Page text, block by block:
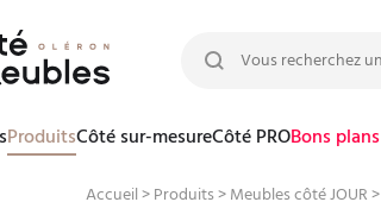
Rechercher :
ProduitsCôté sur-mesureCôté PROBons plans
Accueil > Produits> Meubles côté JOUR >